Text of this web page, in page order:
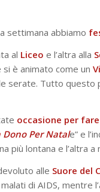
settimana abbiamo
al Liceo e l’altra alla
è animato come un
serate. Tutto questo
occasione per
Dono Per Natale” e
più lontana e l’altra a
alle Suore del
di AIDS, mentre